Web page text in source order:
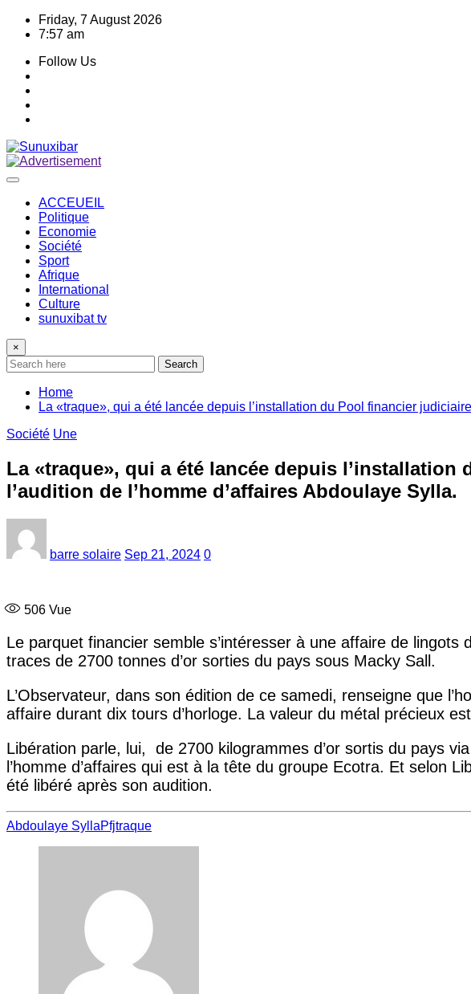
Skip
Friday, 7 August 2026
7:57 am
Follow Us
ACCEUEIL
Politique
Economie
Société
Sport
Afrique
International
Culture
sunuxibat tv
×
Search
Home
La «traque», qui a été lancée depuis l’installation du Pool financier
Société Une
La «traque», qui a été lancée depuis
l’audition de l’homme d’affaires Abdoulaye Sylla.
barre solaire Sep 21, 2024 0
506 Vue
Le parquet financier semble s’intéresser à une affaire de
traces de 2700 tonnes d’or sorties du pays sous Macky Sall.
L’Observateur, dans son édition de ce samedi, renseigne que
affaire durant dix tours d’horloge. La valeur du métal précieux
Libération parle, lui, de 2700 kilogrammes d’or sortis du pays
l’homme d’affaires qui est à la tête du groupe Ecotra. Et selon
été libéré après son audition.
Abdoulaye SyllaPfjtraque